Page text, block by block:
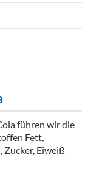
führen wir die
Fett,
Eiweiß